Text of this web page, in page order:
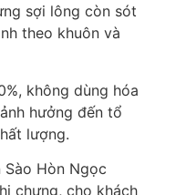
sợi lông còn sót
theo khuôn và
không dùng hóa
hưởng đến tổ
lượng.
Sào Hòn Ngọc
chưng, cho khách